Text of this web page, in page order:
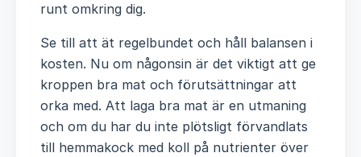
runt omkring dig.
Se till att ät regelbundet och håll balansen i
kosten. Nu om någonsin är det viktigt att ge
kroppen bra mat och förutsättningar att
orka med. Att laga bra mat är en utmaning
och om du har du inte plötsligt förvandlats
till hemmakock med koll på nutrienter över